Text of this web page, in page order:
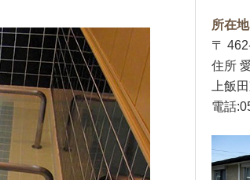
所在地
〒
住所
上飯
電話